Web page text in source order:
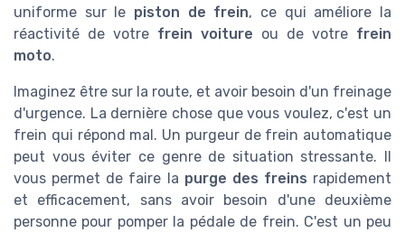
uniforme sur le piston de frein, ce qui améliore la
réactivité de votre frein voiture ou de votre frein
moto.
Imaginez être sur la route, et avoir besoin d'un freinage
d'urgence. La dernière chose que vous voulez, c'est un
frein qui répond mal. Un purgeur de frein automatique
peut vous éviter ce genre de situation stressante. Il
vous permet de faire la purge des freins rapidement
et efficacement, sans avoir besoin d'une deuxième
personne pour pomper la pédale de frein. C'est un peu